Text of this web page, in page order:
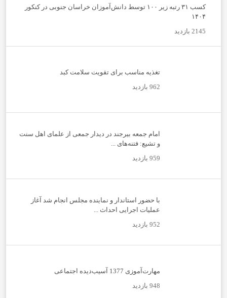
کسب ۳۱ رتبه زیر ۱۰۰ توسط دانش‌آموزان خراسان جنوبی در کنکور
۱۴۰۴
2145 بازدید
تغذیه مناسب برای تقویت سلامت کبد
962 بازدید
امام جمعه بیرجند در دیدار جمعی از علمای اهل سنت
و تشیع: فتنه‌های ...
959 بازدید
با حضور استاندار و نماینده مجلس انجام شد آغاز
عملیات اجرایی احداث ...
952 بازدید
مهارت‌آموزی 1377 آسیب‌دیده اجتماعی
948 بازدید